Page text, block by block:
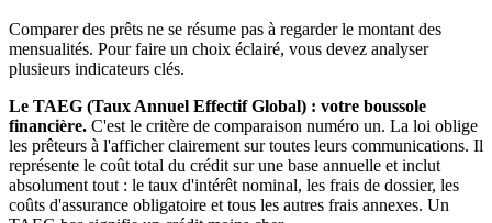
Comparer des prêts ne se résume pas à regarder le montant des
mensualités. Pour faire un choix éclairé, vous devez analyser
plusieurs indicateurs clés.
Le TAEG (Taux Annuel Effectif Global) : votre boussole
financière. C'est le critère de comparaison numéro un. La loi oblige
les prêteurs à l'afficher clairement sur toutes leurs communications. Il
représente le coût total du crédit sur une base annuelle et inclut
absolument tout : le taux d'intérêt nominal, les frais de dossier, les
coûts d'assurance obligatoire et tous les autres frais annexes. Un